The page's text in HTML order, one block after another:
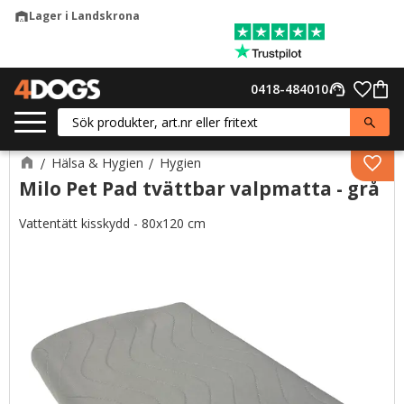
warehouseLager i Landskrona
support_agent
0418-484010
Hälsa & Hygien Hygien
Milo Pet Pad tvättbar valpmatta - grå
Vattentätt kisskydd - 80x120 cm